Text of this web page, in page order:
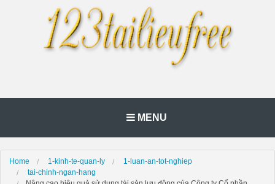
MENU
Home 1-kinh-te-quan-ly
1-luan-an-tot-nghiep
tai-chinh-ngan-hang